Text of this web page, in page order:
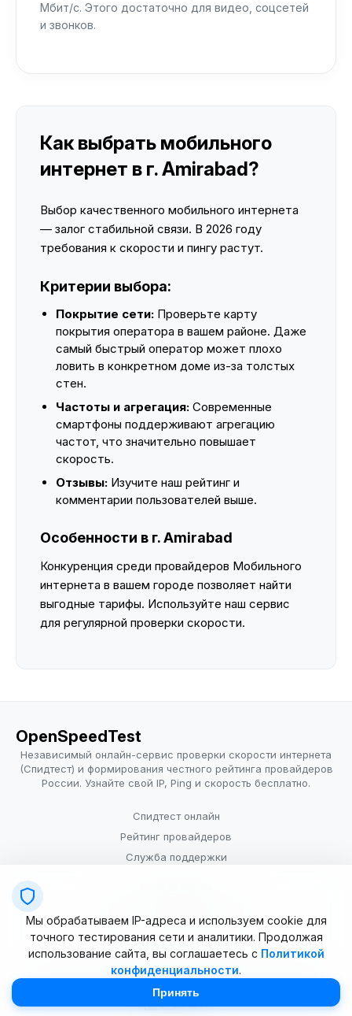
Мбит/с. Этого достаточно для видео, соцсетей
и звонков.
Как выбрать мобильного
интернет в г. Amirabad?
Выбор качественного мобильного интернета
— залог стабильной связи. В 2026 году
требования к скорости и пингу растут.
Критерии выбора:
Покрытие сети: Проверьте карту
покрытия оператора в вашем районе. Даже
самый быстрый оператор может плохо
ловить в конкретном доме из-за толстых
стен.
Частоты и агрегация: Современные
смартфоны поддерживают агрегацию
частот, что значительно повышает
скорость.
Отзывы: Изучите наш рейтинг и
комментарии пользователей выше.
Особенности в г. Amirabad
Конкуренция среди провайдеров Мобильного
интернета в вашем городе позволяет найти
выгодные тарифы. Используйте наш сервис
для регулярной проверки скорости.
OpenSpeedTest
Независимый онлайн-сервис проверки скорости интернета
(Спидтест) и формирования честного рейтинга провайдеров
России. Узнайте свой IP, Ping и скорость бесплатно.
Спидтест онлайн
Рейтинг провайдеров
Служба поддержки
Условия использования
© 2025–2026 OpenSpeedTest (ИП Долматова В.В.). Все права
Мы обрабатываем IP-адреса и используем cookie для
точного тестирования сети и аналитики. Продолжая
использование сайта, вы соглашаетесь с Политикой
конфиденциальности.
Принять